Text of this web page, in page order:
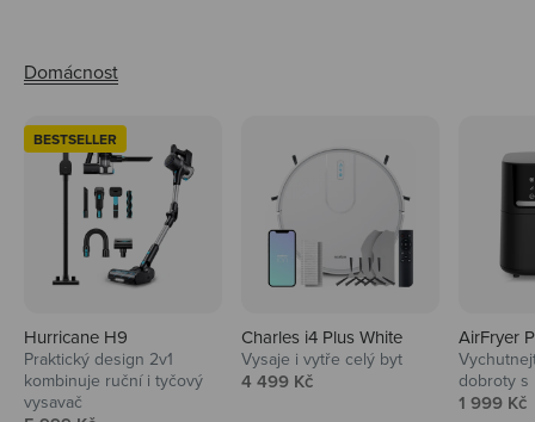
BESTSELLER
Hurricane H9
Praktický design 2v1
kombinuje ruční i tyčový
vysavač
Charles i4 Plus White
Vysaje i vytře celý byt
Prodejní cena
4 499 Kč
AirFryer
dobroty s
Prodejní
1 999 Kč
Audio
Niceboy sluchátka a repráky ti padnou
do noty.